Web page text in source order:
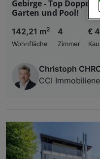
Gebirge - Top
Garten und Pool!
142,21 m2
Wohnfläche
4
Zimmer
€
Christoph
CCI